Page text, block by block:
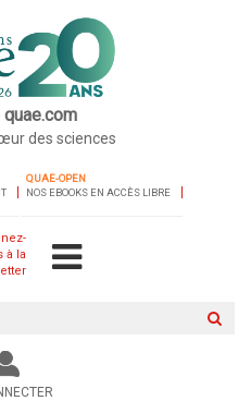
des sciences
QUAE-OPEN
NOS EBOOKS EN ACCÈS LIBRE
à la
le
site